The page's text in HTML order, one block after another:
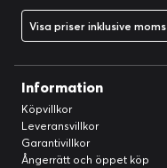
Visa priser inklusive moms
Information
Köpvillkor
Leveransvillkor
Garantivillkor
Ångerrätt och öppet köp